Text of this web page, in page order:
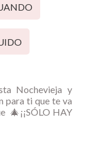
Nochevieja y
para ti que te va
🎄¡¡SÓLO HAY